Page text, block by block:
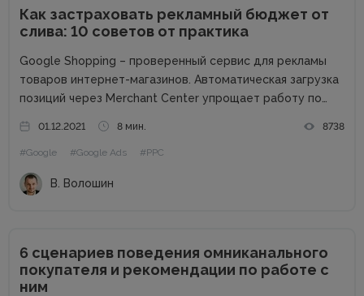
Как застраховать рекламный бюджет от
слива: 10 советов от практика
Google Shopping – проверенный сервис для рекламы
товаров интернет-магазинов. Автоматическая загрузка
позиций через Merchant Center упрощает работу по
Как правило, торговые кампании показывают высокую
эффективность, но помешать успеху могут ошибки и
01.12.2021 8 мин. 8738
#Google #Google Ads #PPC
В. Волошин
6 сценариев поведения омниканального
покупателя и рекомендации по работе с
ним